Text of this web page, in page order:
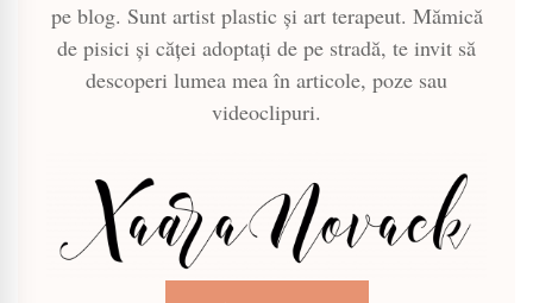
pe blog. Sunt artist plastic și art terapeut. Mămică
de pisici și căței adoptați de pe stradă, te invit să
descoperi lumea mea în articole, poze sau
videoclipuri.